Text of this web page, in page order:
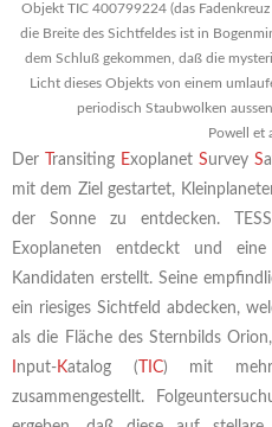
Objekt TIC 400799224 (das
die Breite des Sichtfeldes ist in
dem Schluß gekommen, daß die
Licht dieses Objekts von einem
periodisch Staubwolken
Powell et
Der ransiting Exoplanet Survey S
mit dem Ziel gestartet,
der Sonne zu entdecken.
Exoplaneten entdeckt und
Kandidaten erstellt. Seine
ein riesiges Sichtfeld abdecken,
als die Fläche des Sternbilds
nput-Katalog ( TIC) mit
zusammengestellt.